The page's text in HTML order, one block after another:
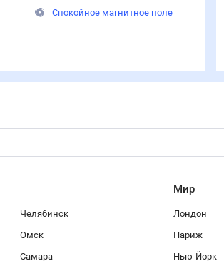
Спокойное магнитное поле
Челябинск
Омск
Самара
Мир
Лондон
Париж
Нью-Йорк